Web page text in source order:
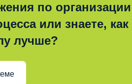
по организации
или знаете, как
лучше?